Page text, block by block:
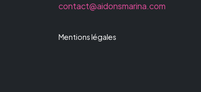
contact@aidonsmarina.com
Mentions légales